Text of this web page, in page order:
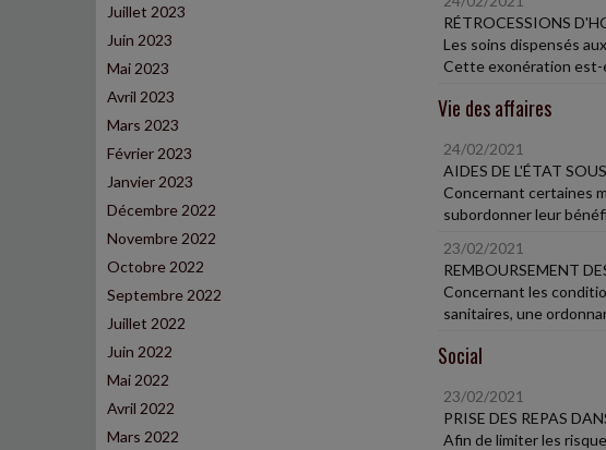
Juillet 2023
Juin 2023
Mai 2023
Avril 2023
Mars 2023
Février 2023
Janvier 2023
Décembre 2022
Novembre 2022
Octobre 2022
Septembre 2022
Juillet 2022
Juin 2022
Mai 2022
Avril 2022
Mars 2022
RÉTROCESSIONS
Les soins dispensés
Cette exonération est-
Vie des affaires
24/02/2021
AIDES DE L'ÉTAT
Concernant certaines
subordonner leur
23/02/2021
REMBOURSEMENT
Concernant les
sanitaires, une
Social
23/02/2021
PRISE DES REPAS
Afin de limiter les